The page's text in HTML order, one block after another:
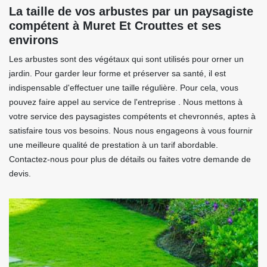
La taille de vos arbustes par un paysagiste
compétent à Muret Et Crouttes et ses
environs
Les arbustes sont des végétaux qui sont utilisés pour orner un
jardin. Pour garder leur forme et préserver sa santé, il est
indispensable d'effectuer une taille régulière. Pour cela, vous
pouvez faire appel au service de l'entreprise . Nous mettons à
votre service des paysagistes compétents et chevronnés, aptes à
satisfaire tous vos besoins. Nous nous engageons à vous fournir
une meilleure qualité de prestation à un tarif abordable.
Contactez-nous pour plus de détails ou faites votre demande de
devis.